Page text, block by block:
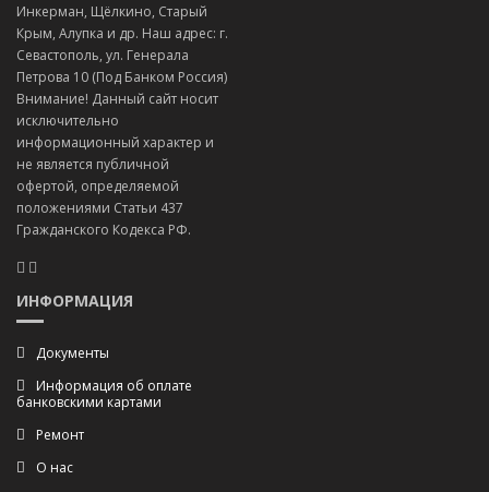
Инкерман, Щёлкино, Старый
Крым, Алупка и др. Наш адрес: г.
Севастополь, ул. Генерала
Петрова 10 (Под Банком Россия)
Внимание! Данный сайт носит
исключительно
информационный характер и
не является публичной
офертой, определяемой
положениями Статьи 437
Гражданского Кодекса РФ.
ИНФОРМАЦИЯ
Документы
Информация об оплате
банковскими картами
Ремонт
О нас